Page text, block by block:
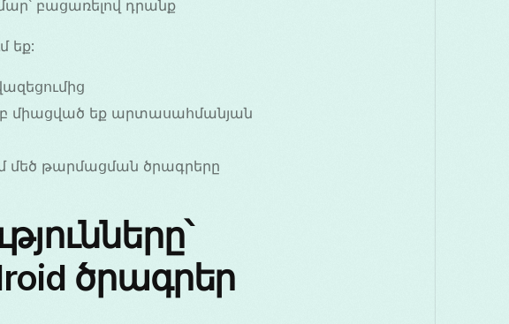
բացառելով դրանք
եք:
միացված եք արտասահմանյան
մեծ թարմացման ծրագրերը
ծրագրեր